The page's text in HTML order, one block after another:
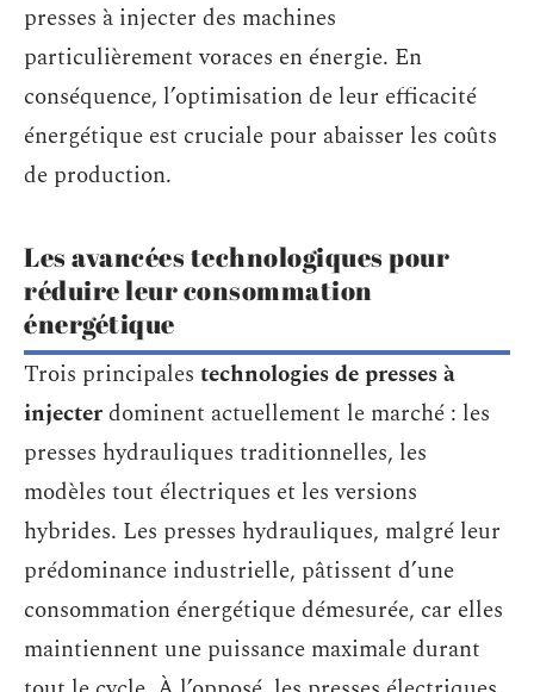
presses à injecter des machines
particulièrement voraces en énergie. En
conséquence, l’optimisation de leur efficacité
énergétique est cruciale pour abaisser les coûts
de production.
Les avancées technologiques pour
réduire leur consommation
énergétique
Trois principales technologies de presses à
injecterdominent actuellement le marché : les
presses hydrauliques traditionnelles, les
modèles tout électriques et les versions
hybrides. Les presses hydrauliques, malgré leur
prédominance industrielle, pâtissent d’une
consommation énergétique démesurée, car elles
maintiennent une puissance maximale durant